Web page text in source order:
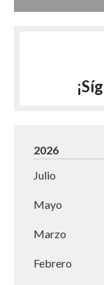
2026
Julio
Mayo
Marzo
Febrero